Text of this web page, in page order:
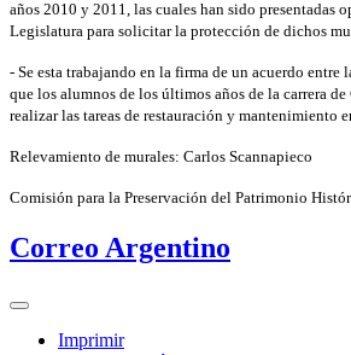
años 2010 y 2011, las cuales han sido presentadas
Legislatura para solicitar la protección de dichos
- Se esta trabajando en la firma de un acuerdo entre
que los alumnos de los últimos años de la carrera
realizar las tareas de restauración y mantenimiento
Relevamiento de murales: Carlos Scannapieco
Comisión para la Preservación del Patrimonio
Correo Argentino
Imprimir